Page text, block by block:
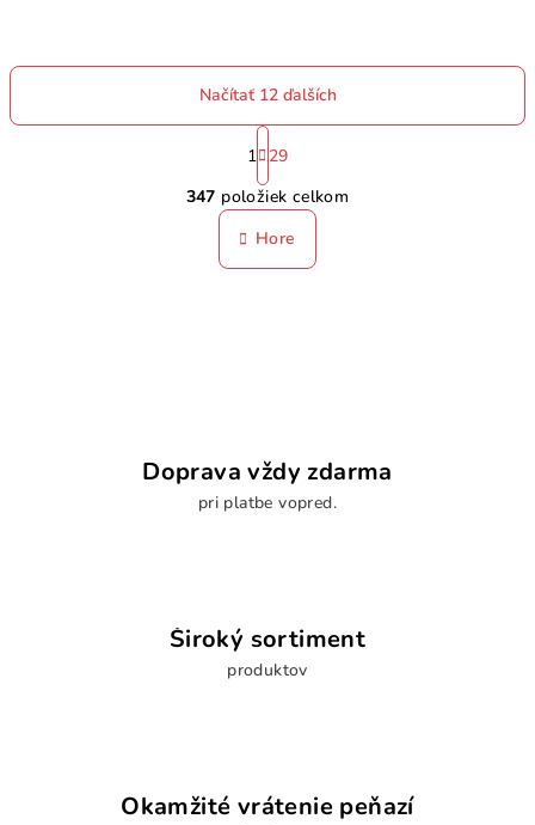
O
v
l
á
r
v
k
i
s
Načítať 12 ďalších
S
t
r
á
n
k
o
1 29
347 položiek celkom
Hore
Doprava vždy zdarma
pri platbe vopred.
Široký sortiment
produktov
Okamžité vrátenie peňazí